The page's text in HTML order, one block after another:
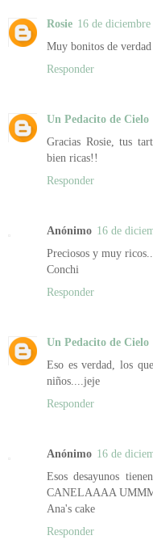
Rosie 16 de
Muy bonitos de verdad
Responder
Un Pedacito de Cielo
Gracias Rosie, tus
bien ricas!!
Responder
Anónimo 16 de
Preciosos y muy
Conchi
Responder
Un Pedacito de Cielo
Eso es verdad, los
niños....jeje
Responder
Anónimo 16 de
Esos desayunos
CANELAAAA
Ana's cake
Responder